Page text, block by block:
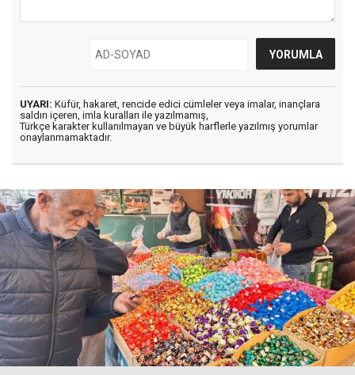
UYARI: Küfür, hakaret, rencide edici cümleler veya imalar, inançlara
saldırı içeren, imla kuralları ile yazılmamış,
Türkçe karakter kullanılmayan ve büyük harflerle yazılmış yorumlar
onaylanmamaktadır.